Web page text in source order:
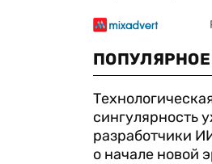
ПОПУЛЯРНОЕ
сингулярность
разработчики
о начале новой